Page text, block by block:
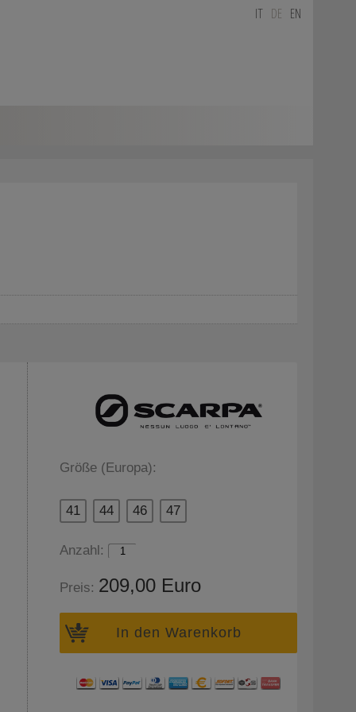
DE EN
Größe (Europa):
41 44 46 47
Anzahl:
Preis: 209,00 Euro
In den Warenkorb